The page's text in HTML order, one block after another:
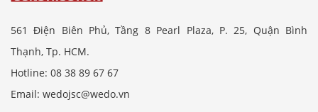
561 Điện Biên Phủ, Tầng 8 Pearl Plaza, P. 25, Quận Bình
Thạnh, Tp. HCM.
Hotline: 08 38 89 67 67
Email: wedojsc@wedo.vn